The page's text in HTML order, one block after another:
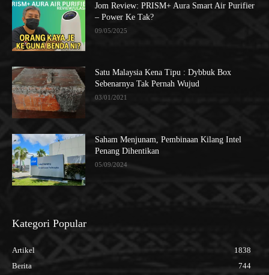
Jom Review: PRISM+ Aura Smart Air Purifier
– Power Ke Tak?
09/05/2025
Satu Malaysia Kena Tipu : Dybbuk Box
Sebenarnya Tak Pernah Wujud
03/01/2021
Saham Menjunam, Pembinaan Kilang Intel
Penang Dihentikan
05/09/2024
Kategori Popular
Artikel
1838
Berita
744